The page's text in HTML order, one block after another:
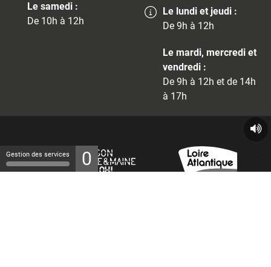
Le samedi :
De 10h à 12h
Le lundi et jeudi :
De 9h à 12h
Le mardi, mercredi et
vendredi :
De 9h à 12h et de 14h
à 17h
Gestion des services 0